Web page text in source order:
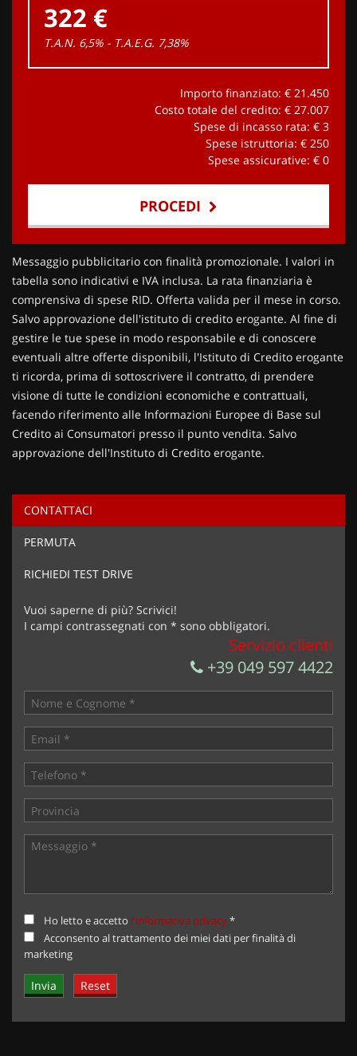
322 €
T.A.N. 6,5% - T.A.E.G. 7,38%
Importo finanziato: € 21.450
Costo totale del credito: € 27.007
Spese di incasso rata: € 3
Spese istruttoria: € 250
Spese assicurative: € 0
PROCEDI
Contattaci
Ho letto e accettol'informativa privacy*
Acconsento al trattamento dei miei dati per finalità di
Invia la tua richiesta
Messaggio pubblicitario con finalità promozionale. I valori in
tabella sono indicativi e IVA inclusa. La rata finanziaria è
comprensiva di spese RID. Offerta valida per il mese in corso.
Salvo approvazione dell'istituto di credito erogante. Al fine di
gestire le tue spese in modo responsabile e di conoscere
eventuali altre offerte disponibili, l'Istituto di Credito erogante
ti ricorda, prima di sottoscrivere il contratto, di prendere
visione di tutte le condizioni economiche e contrattuali,
facendo riferimento alle Informazioni Europee di Base sul
Credito ai Consumatori presso il punto vendita. Salvo
approvazione dell'Instituto di Credito erogante.
CONTATTACI
PERMUTA
RICHIEDI TEST DRIVE
Vuoi saperne di più? Scrivici!
I campi contrassegnati con * sono obbligatori.
Servizio clienti
+39 049 597 4422
Ho letto e accetto l'informativa privacy*
Acconsento al trattamento dei miei dati per finalità di
marketing